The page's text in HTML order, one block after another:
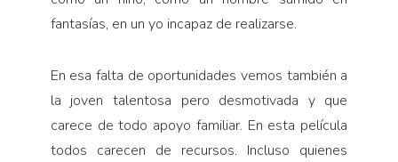
fantasías, en un yo incapaz de realizarse.
En esa falta de oportunidades vemos también a
la joven talentosa pero desmotivada y que
carece de todo apoyo familiar. En esta película
todos carecen de recursos. Incluso quienes